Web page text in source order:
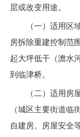
层或改变用途。
（一）适用区
房拆除重建控制范
起大坪低干（澹水
到临津桥。
（二）适用房
（城区主要街道临
自建房。房屋安全